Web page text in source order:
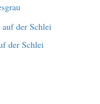
der Schlei